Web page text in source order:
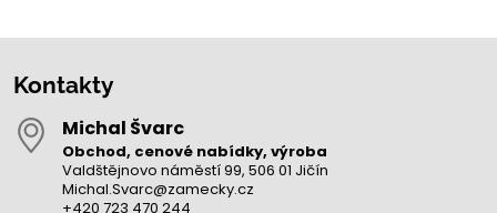
Kontakty
Michal Švarc
Obchod, cenové nabídky, výroba
Valdštějnovo náměstí 99, 506 01 Jičín
Michal.Svarc@zamecky.cz
+420 723 470 244